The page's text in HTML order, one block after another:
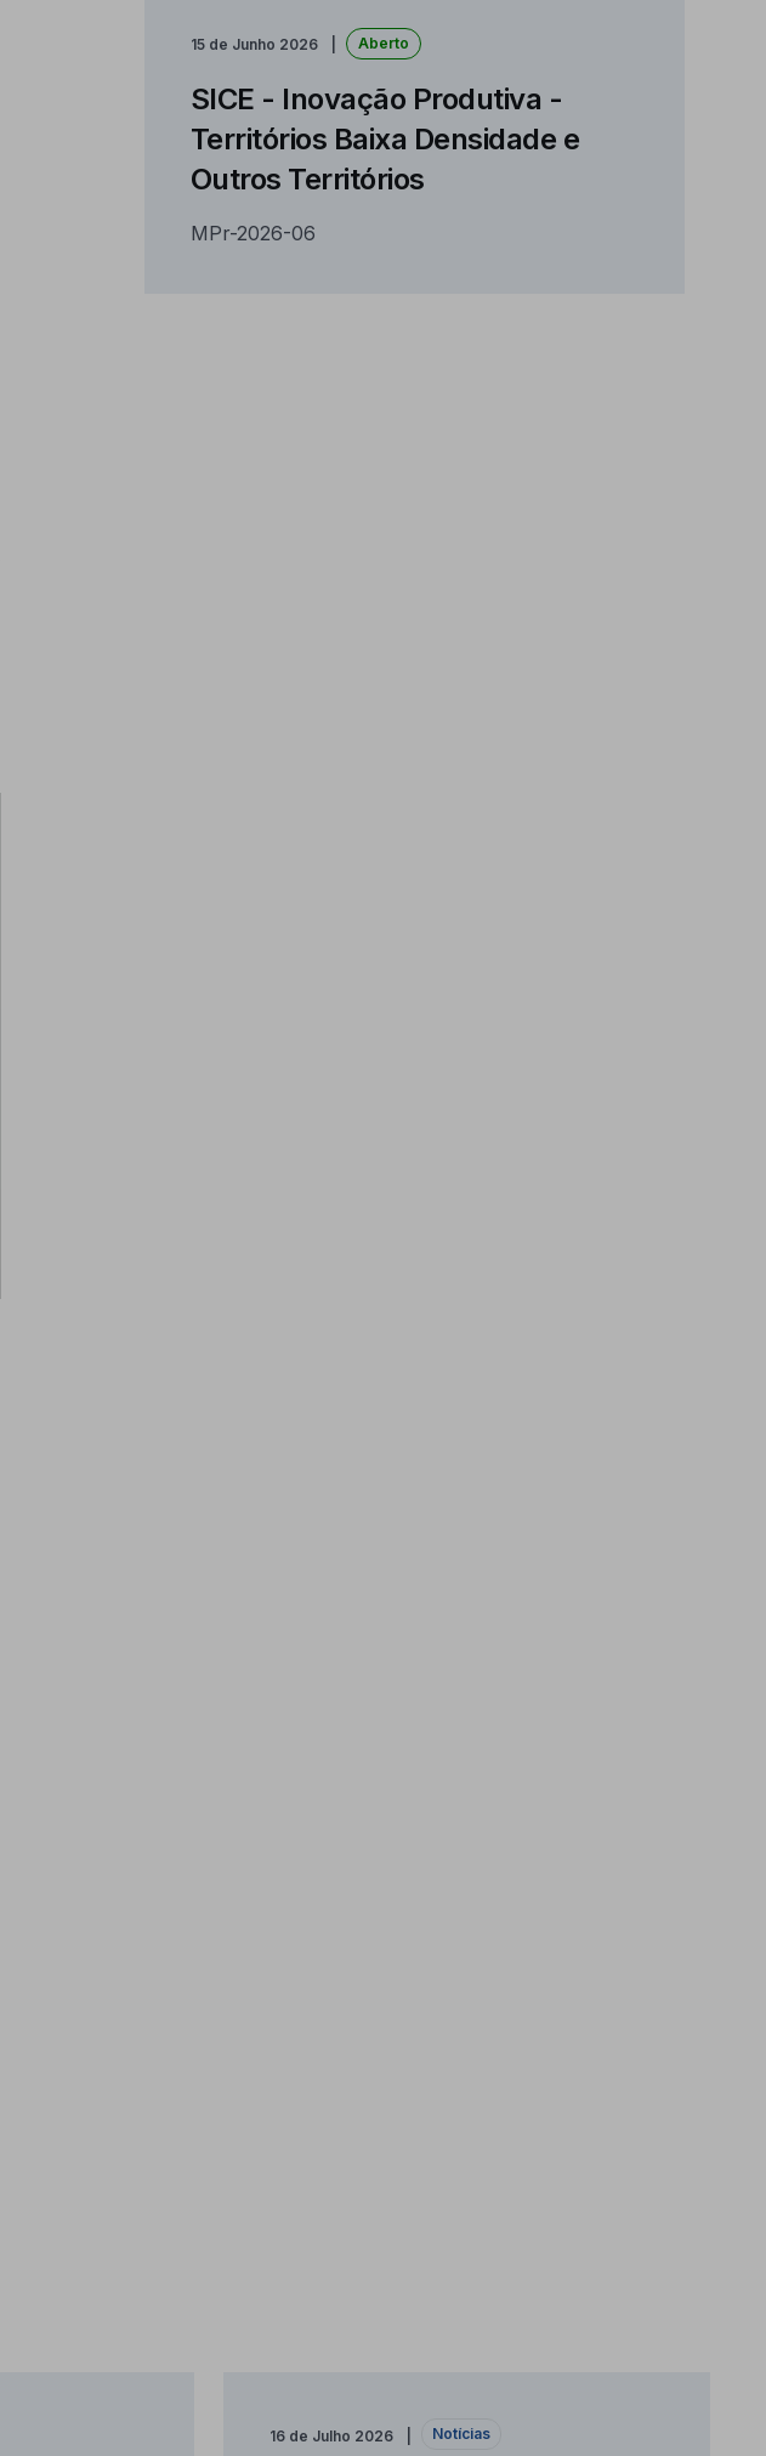
15 de Junho 2026 Aberto
SICE - Inovação Produtiva -
Territórios Baixa Densidade e
Outros Territórios
MPr-2026-06
16 de Julho 2026 Notícias